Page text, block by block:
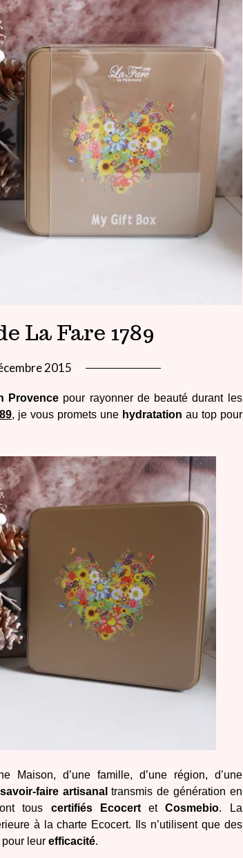
La Fare 1789
2015
heavenly
Provence pour rayonner de beauté durant les
, je vous promets une hydratation au top pour
Maison, d’une famille, d’une région, d’une
savoir-faire artisanal transmis de génération en
tous certifiés EcocertetCosmebio. La
à la charte Ecocert. Ils n’utilisent que des
pour leurefficacité.